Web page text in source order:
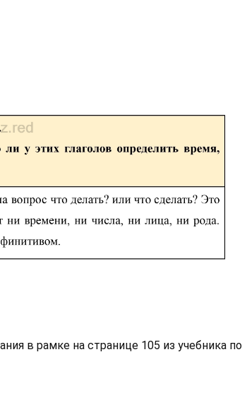
в рамке на странице 105 из учебника по